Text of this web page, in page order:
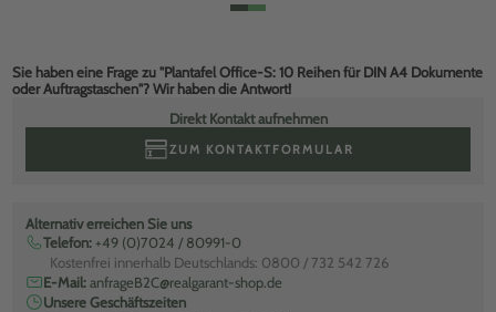
Sie haben eine Frage zu "Plantafel Office-S: 10 Reihen für DIN A4 Dokumente
oder Auftragstaschen"? Wir haben die Antwort!
Direkt Kontakt aufnehmen
ZUM KONTAKTFORMULAR
Alternativ erreichen Sie uns
Telefon: +49 (0)7024 / 80991-0
Kostenfrei innerhalb Deutschlands: 0800 / 732 542 726
E-Mail:anfrageB2C@realgarant-shop.de
Unsere Geschäftszeiten